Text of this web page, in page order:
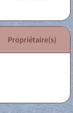
Propriétaire(s)